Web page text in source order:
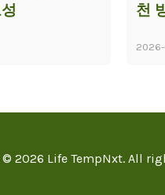
천
2026-
© 2026 Life TempNxt. All